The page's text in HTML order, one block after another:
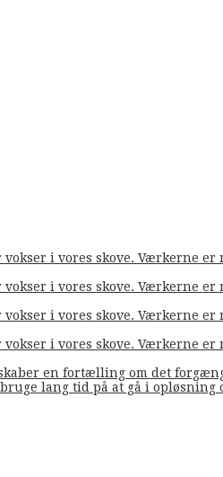
i vores skove. Værkerne
i vores skove. Værkerne
i vores skove. Værkerne
i vores skove. Værkerne
en fortælling om det
lang tid på at gå i opløsning